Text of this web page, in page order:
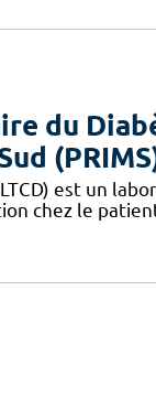
du
est un
chez le